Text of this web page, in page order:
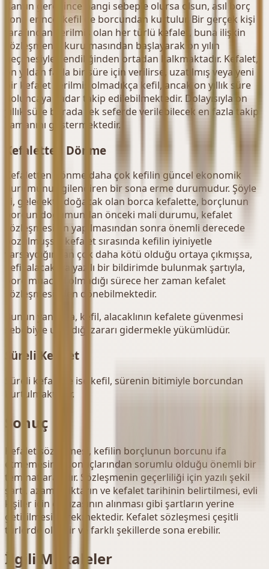
Kanun gereğince hangi sebeple olursa olsun, asıl borç
sona erince, kefil de borcundan kurtulur. Bir gerçek kişi
tarafından verilmiş olan her türlü kefalet, buna ilişkin
sözleşmenin kurulmasından başlayarak on yılın
geçmesiyle kendiliğinden ortadan kalkmaktadır. Kefalet,
on yıldan fazla bir süre için verilirse, uzatılmış veya yeni
bir kefalet verilmiş olmadıkça kefil, ancak on yıllık süre
doluncaya kadar takip edilebilmektedir. Dolayısıyla on
yıllık süre burada tek seferde verilebilecek en fazla takip
zamanını göstermektedir.
Kefaletten Dönme
Kefaletten dönme daha çok kefilin güncel ekonomik
durumunu ilgilendiren bir sona erme durumudur. Şöyle
ki, gelecekte doğacak olan borca kefalette, borçlunun
borcun doğumundan önceki mali durumu, kefalet
sözleşmesinin yapılmasından sonra önemli derecede
bozulmuşsa, kefalet sırasında kefilin iyiniyetle
varsaydığından çok daha kötü olduğu ortaya çıkmışsa,
kefil alacaklıya yazılı bir bildirimde bulunmak şartıyla,
borç muaccel olmadığı sürece her zaman kefalet
sözleşmesinden dönebilmektedir.
Bunun yanı sıra, kefil, alacaklının kefalete güvenmesi
sebebiyle uğradığı zararı gidermekle yükümlüdür.
Süreli Kefalet
Süreli kefalette ise kefil, sürenin bitimiyle borcundan
kurtulmaktadır.
Sonuç
Kefalet sözleşmesi, kefilin borçlunun borcunu ifa
etmemesinin sonuçlarından sorumlu olduğu önemli bir
teminat aracıdır. Sözleşmenin geçerliliği için yazılı şekil
şartı, azami miktarın ve kefalet tarihinin belirtilmesi, evli
kişiler için eş rızasının alınması gibi şartların yerine
getirilmesi gerekmektedir. Kefalet sözleşmesi çeşitli
türlerde olabilir ve farklı şekillerde sona erebilir.
İlgili Makaleler